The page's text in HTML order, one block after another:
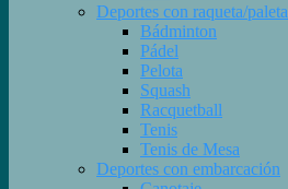
Deportes con raqueta/paleta
Bádminton
Pádel
Pelota
Squash
Racquetball
Tenis
Tenis de Mesa
Deportes con embarcación